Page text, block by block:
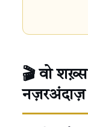
🎬 वो
नज़रअंदाज़